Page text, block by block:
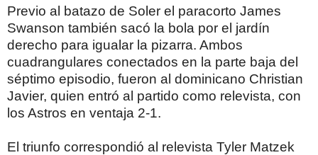
Previo al batazo de Soler el paracorto James
Swanson también sacó la bola por el jardín
derecho para igualar la pizarra. Ambos
cuadrangulares conectados en la parte baja del
séptimo episodio, fueron al dominicano Christian
Javier, quien entró al partido como relevista, con
los Astros en ventaja 2-1.
El triunfo correspondió al relevista Tyler Matzek